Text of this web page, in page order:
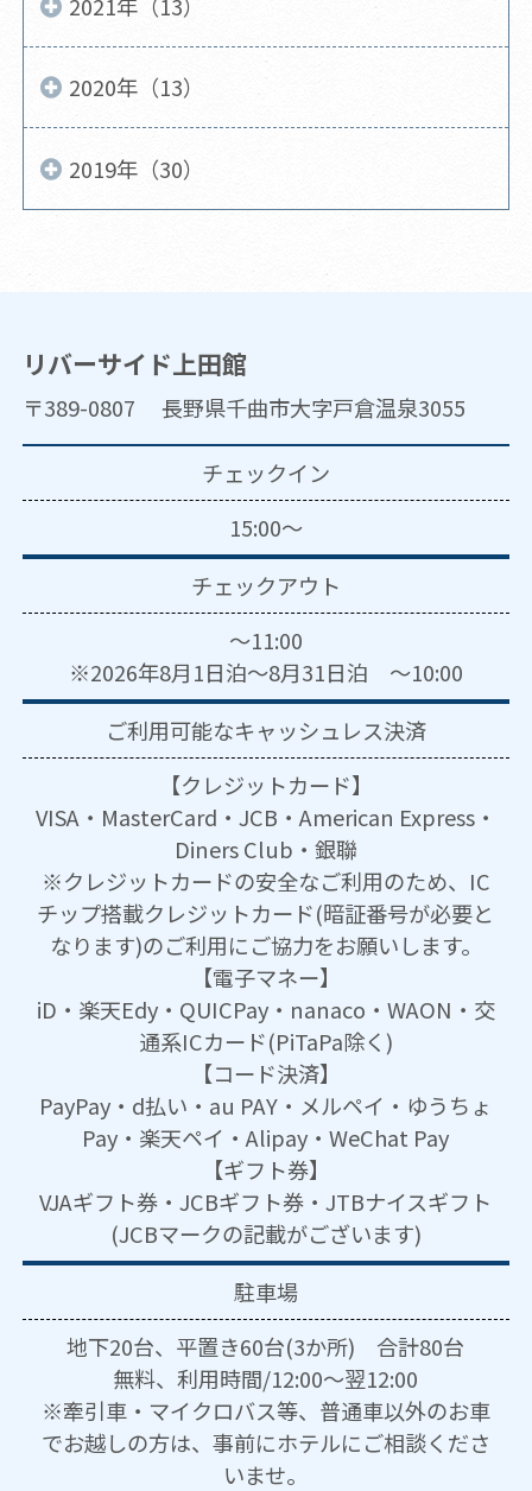
2020年（13）
2019年（30）
リバーサイド上田館
〒389-0807 長野県千曲市大字戸倉温泉3055
チェックイン
15:00～
チェックアウト
～11:00
※2026年8月1日泊～8月31日泊 ～10:00
ご利用可能なキャッシュレス決済
【クレジットカード】
VISA・MasterCard・JCB・American Express・
Diners Club・銀聯
※クレジットカードの安全なご利用のため、IC
チップ搭載クレジットカード(暗証番号が必要と
なります)のご利用にご協力をお願いします。
【電子マネー】
iD・楽天Edy・QUICPay・nanaco・WAON・交
通系ICカード(PiTaPa除く)
【コード決済】
PayPay・d払い・au PAY・メルペイ・ゆうちょ
Pay・楽天ペイ・Alipay・WeChat Pay
【ギフト券】
VJAギフト券・JCBギフト券・JTBナイスギフト
(JCBマークの記載がございます)
駐車場
地下20台、平置き60台(3か所) 合計80台
無料、利用時間/12:00～翌12:00
※牽引車・マイクロバス等、普通車以外のお車
でお越しの方は、事前にホテルにご相談くださ
いませ。